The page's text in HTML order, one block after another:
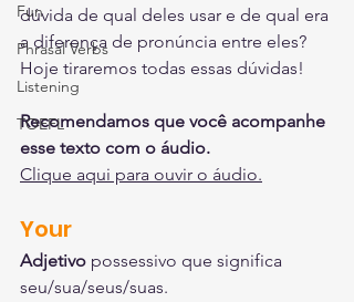
Fun
Phrasal Verbs
Listening
TOEFL
dúvida de qual deles usar e de qual era
a diferença de pronúncia entre eles?
Hoje tiraremos todas essas dúvidas!
Recomendamos que você acompanhe
esse texto com o áudio.
Clique aqui para ouvir o áudio.
Your
Adjetivo possessivo que significa
seu/sua/seus/suas.